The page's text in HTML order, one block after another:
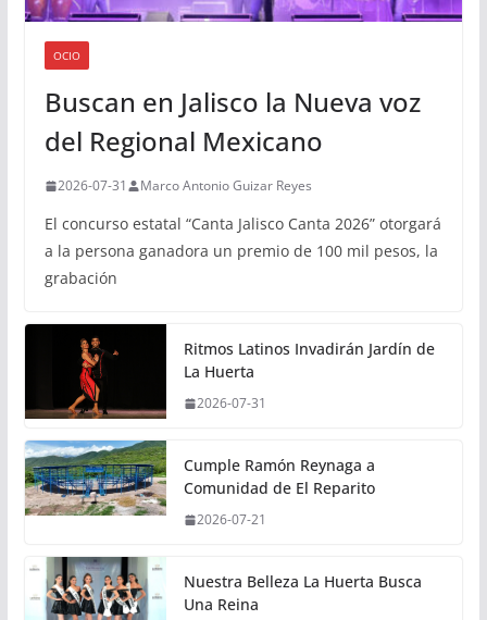
OCIO
Buscan en Jalisco la Nueva voz
del Regional Mexicano
2026-07-31 Marco Antonio Guizar Reyes
El concurso estatal “Canta Jalisco Canta 2026” otorgará
a la persona ganadora un premio de 100 mil pesos, la
grabación
Ritmos Latinos Invadirán Jardín de
La Huerta
2026-07-31
Cumple Ramón Reynaga a
Comunidad de El Reparito
2026-07-21
Nuestra Belleza La Huerta Busca
Una Reina